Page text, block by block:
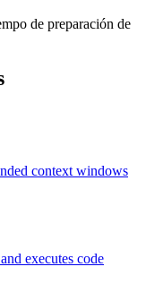
de preparación de
context windows
executes code